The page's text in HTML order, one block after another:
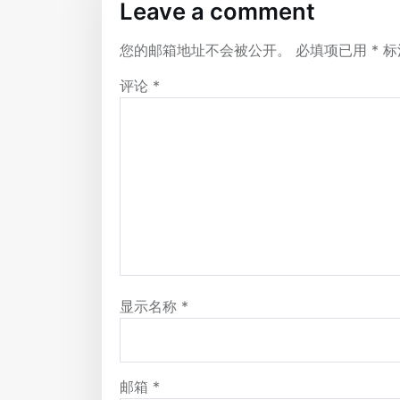
Leave a comment
您的邮箱地址不会被公开。 必填项已用 *
评论 *
显示名称 *
邮箱 *